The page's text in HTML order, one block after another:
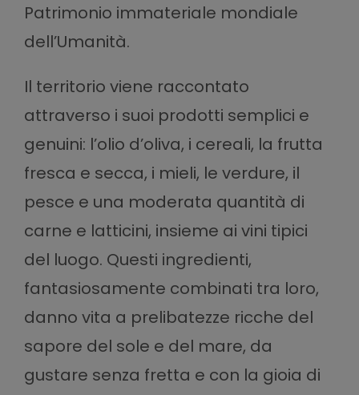
Patrimonio immateriale mondiale
dell’Umanità.
Il territorio viene raccontato
attraverso i suoi prodotti semplici e
genuini: l’olio d’oliva, i cereali, la frutta
fresca e secca, i mieli, le verdure, il
pesce e una moderata quantità di
carne e latticini, insieme ai vini tipici
del luogo. Questi ingredienti,
fantasiosamente combinati tra loro,
danno vita a prelibatezze ricche del
sapore del sole e del mare, da
gustare senza fretta e con la gioia di